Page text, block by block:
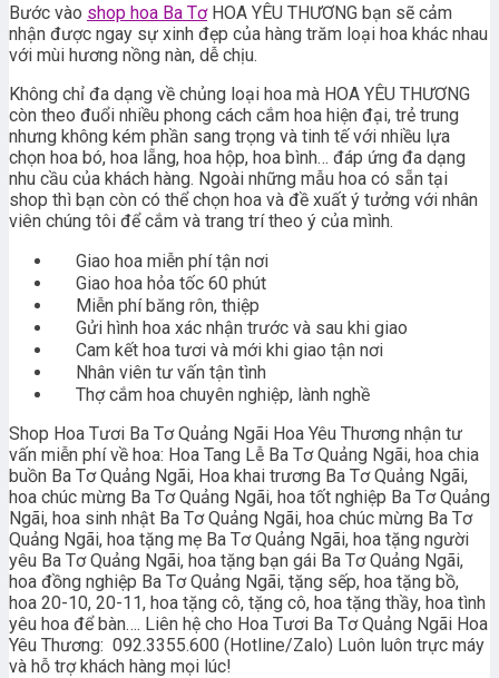
Bước vào shop hoa Ba TơHOA YÊU THƯƠNG bạn sẽ cảm
nhận được ngay sự xinh đẹp của hàng trăm loại hoa khác nhau
với mùi hương nồng nàn, dễ chịu.
Không chỉ đa dạng về chủng loại hoa mà HOA YÊU THƯƠNG
còn theo đuổi nhiều phong cách cắm hoa hiện đại, trẻ trung
nhưng không kém phần sang trọng và tinh tế với nhiều lựa
chọn hoa bó, hoa lẵng, hoa hộp, hoa bình… đáp ứng đa dạng
nhu cầu của khách hàng. Ngoài những mẫu hoa có sẵn tại
shop thì bạn còn có thể chọn hoa và đề xuất ý tưởng với nhân
viên chúng tôi để cắm và trang trí theo ý của mình.
Giao hoa miễn phí tận nơi
Giao hoa hỏa tốc 60 phút
Miễn phí băng rôn, thiệp
Gửi hình hoa xác nhận trước và sau khi giao
Cam kết hoa tươi và mới khi giao tận nơi
Nhân viên tư vấn tận tình
Thợ cắm hoa chuyên nghiệp, lành nghề
Shop Hoa Tươi Ba Tơ Quảng Ngãi Hoa Yêu Thương nhận tư
vấn miễn phí về hoa: Hoa Tang Lễ Ba Tơ Quảng Ngãi, hoa chia
buồn Ba Tơ Quảng Ngãi, Hoa khai trương Ba Tơ Quảng Ngãi,
hoa chúc mừng Ba Tơ Quảng Ngãi, hoa tốt nghiệp Ba Tơ Quảng
Ngãi, hoa sinh nhật Ba Tơ Quảng Ngãi, hoa chúc mừng Ba Tơ
Quảng Ngãi, hoa tặng mẹ Ba Tơ Quảng Ngãi, hoa tặng người
yêu Ba Tơ Quảng Ngãi, hoa tặng bạn gái Ba Tơ Quảng Ngãi,
hoa đồng nghiệp Ba Tơ Quảng Ngãi, tặng sếp, hoa tặng bồ,
hoa 20-10, 20-11, hoa tặng cô, tặng cô, hoa tặng thầy, hoa tình
yêu hoa để bàn…. Liên hệ cho Hoa Tươi Ba Tơ Quảng Ngãi Hoa
Yêu Thương: 092.3355.600 (Hotline/Zalo) Luôn luôn trực máy
và hỗ trợ khách hàng mọi lúc!